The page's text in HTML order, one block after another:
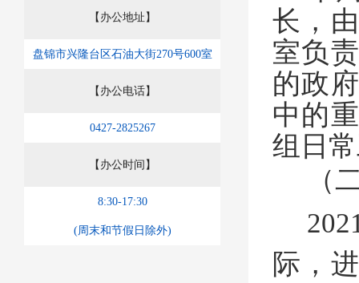
【办公地址】
盘锦市兴隆台区石油大街270号600室
【办公电话】
0427-2825267
【办公时间】
8:30-17:30
(周末和节假日除外)
长，
室负
的政
中的
组日
（
际，